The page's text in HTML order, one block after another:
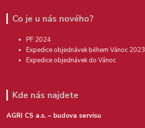
Co je u nás nového?
PF 2024
Expedice objednávek během Vánoc 2023
Expedice objednávek do Vánoc
Kde nás najdete
AGRI CS a.s. – budova servisu